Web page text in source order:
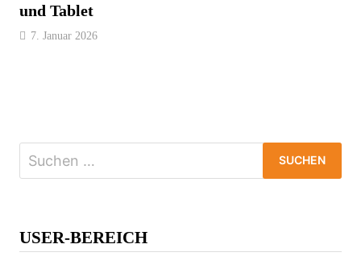
und Tablet
7. Januar 2026
Suchen
USER-BEREICH